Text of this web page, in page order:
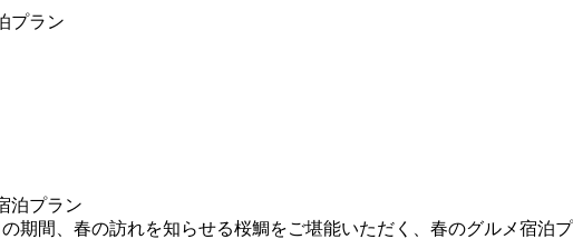
プラン
期間、春の訪れを知らせる桜鯛をご堪能いただく、春のグルメ宿泊